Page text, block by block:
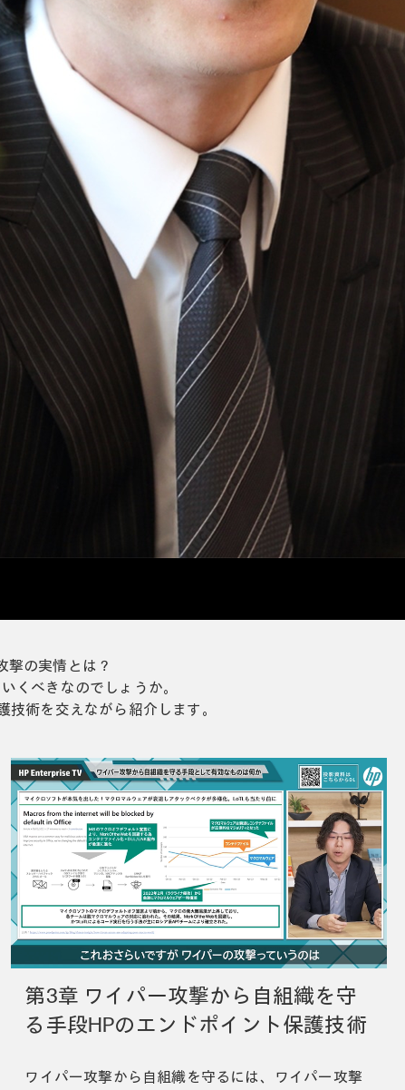
撃の実情とは？
くべきなのでしょうか。
術を交えながら紹介します。
第3章 ワイパー攻撃から自組織を守
る手段HPのエンドポイント保護技術
ワイパー攻撃から自組織を守るには、ワイパー攻撃